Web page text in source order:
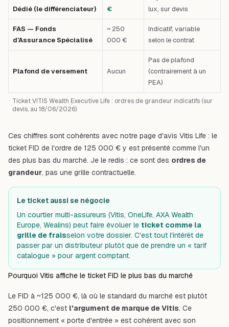
Ticket VITIS Wealth Executive Life : ordres de grandeur indicatifs (sur
devis, au 18/06/2026)
Dédié (le différenciateur)
€
lux, sur devis
FAS — Fonds
d'Assurance Spécialisé
~ 250
000 €
Indicatif, variable
selon le contrat
Plafond de versement Aucun
Pas de plafond
(contrairement à un
PEA)
Ces chiffres sont cohérents avec notre page d'avis Vitis Life : le
ticket FID de l'ordre de 125 000 € y est présenté comme l'un
des plus bas du marché. Je le redis : ce sont des ordres de
grandeur, pas une grille contractuelle.
Le ticket aussi se négocie
Un courtier multi-assureurs (Vitis, OneLife, AXA Wealth
Europe, Wealins) peut faire évoluer le ticket comme la
grille de fraisselon votre dossier. C'est tout l'intérêt de
passer par un distributeur plutôt que de prendre un « tarif
catalogue » pour argent comptant.
Pourquoi Vitis affiche le ticket FID le plus bas du marché
Le FID à ~125 000 €, là où le standard du marché est plutôt
250 000 €, c'est l'argument de marque de Vitis. Ce
positionnement « porte d'entrée » est cohérent avec son